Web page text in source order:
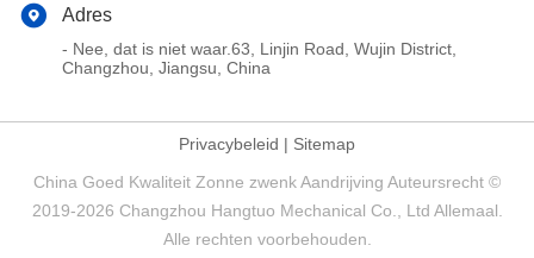
Adres
- Nee, dat is niet waar.63, Linjin Road, Wujin District,
Changzhou, Jiangsu, China
Privacybeleid | Sitemap
China Goed Kwaliteit Zonne zwenk Aandrijving Auteursrecht ©
2019-2026 Changzhou Hangtuo Mechanical Co., Ltd Allemaal.
Alle rechten voorbehouden.